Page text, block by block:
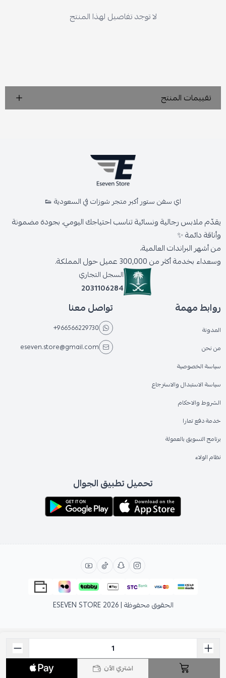
اشتري الآن
لا توجد تفاصيل لهذا المنتج
تقييمات المنتج
اي سفن ستور أكبر متجر شوزات في السعودية 👟
يقدّم ملابس رجالية ونسائية تناسب احتياجك اليومي، بجودة مضمونة
وأناقة دائمة ✨
من أشهر البراندات العالمية،
وسعداء بخدمة أكثر من 300,000 عميل حول المملكة.
السجل التجاري
2031106284
روابط مهمة
المدونة
من نحن
سياسة الخصوصية
سياسة الاستبدال والاسترجاع
الشروط والاحكام
خدمة دفع تمارا
برنامج التسويق بالعمولة
نظام الولاء
تواصل معنا
+966566229730
eseven.store@gmail.com
تحميل تطبيق الجوال
الحقوق محفوظة | 2026 ESEVEN STORE